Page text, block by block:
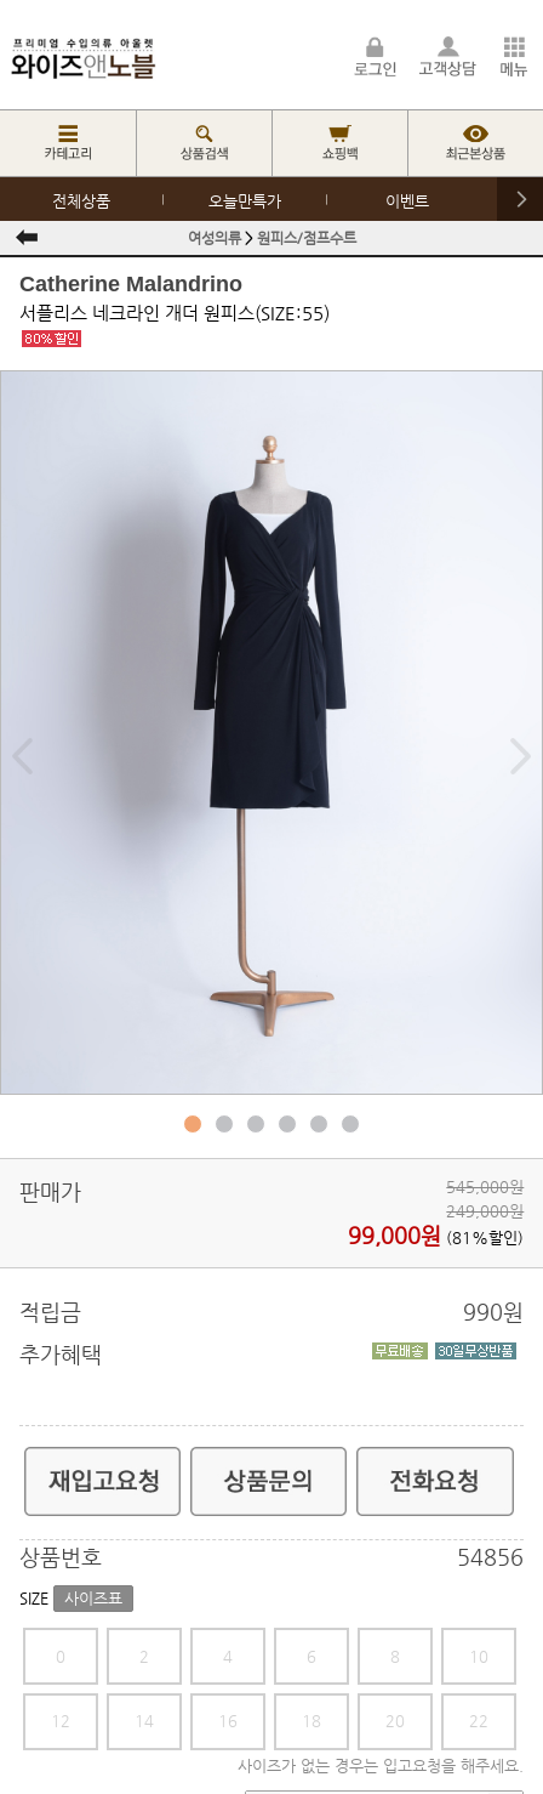
전체상품 오늘만특가 이벤트
여성의류> 원피스/점프수트
Catherine Malandrino
서플리스 네크라인 개더 원피스(SIZE:55)
판매가
545,000원
249,000원
99,000원 (81%할인)
적립금 990원
추가혜택
상품번호 54856
SIZE 사이즈표
0 2 4 6 8 10
12 14 16 18 20 22
사이즈가 없는 경우는 입고요청을 해주세요.